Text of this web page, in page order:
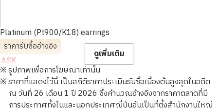
Platinum (Pt900/K18) earrings
ราคารับซื้ออ้างอิง
ASK
ดูเพิ่มเติม
※ รูปภาพเพื่อการโฆษณาเท่านั้น
※ ราคาที่แสดงไว้นี้ เป็นสถิติราคาประเมินรับซื้อเบื้องต้นสูงสุดในอดีต
ณ วันที่ 26 เดือน 1 ปี 2026 ซึ่งคำนวณอ้างอิงจากราคาตลาดที่มี